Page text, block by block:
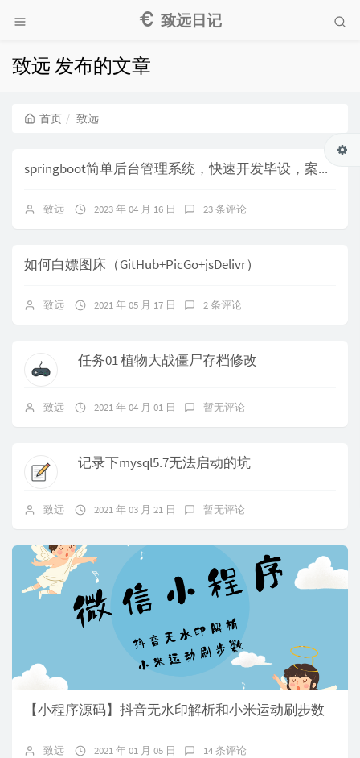
致远日记
致远 发布的文章
首页 致远
springboot简单后台管理系统，快速开发毕设，案例表白墙仿微博UI布局
致远 2023 年 04 月 16 日 23 条评论
如何白嫖图床（GitHub+PicGo+jsDelivr）
致远 2021 年 05 月 17 日 2 条评论
任务01 植物大战僵尸存档修改
致远 2021 年 04 月 01 日 暂无评论
记录下mysql5.7无法启动的坑
致远 2021 年 03 月 21 日 暂无评论
【小程序源码】抖音无水印解析和小米运动刷步数
致远 2021 年 01 月 05 日 14 条评论